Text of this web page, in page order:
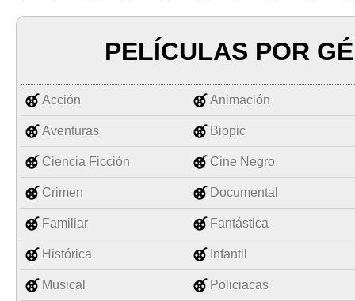
PELÍCULAS POR
Acción Animación
Aventuras Biopic
Ciencia Ficción Cine Negro
Crimen Documental
Familiar Fantástica
Histórica Infantil
Musical Policiacas